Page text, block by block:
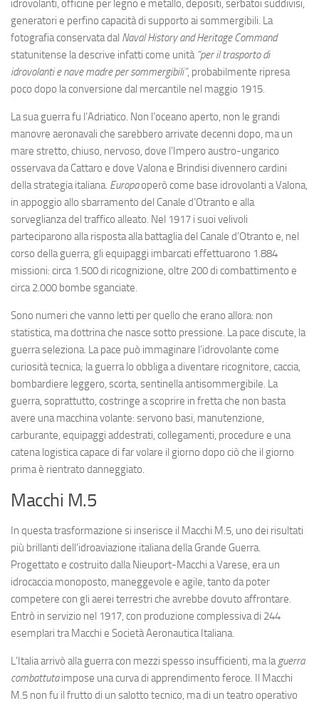
idrovolanti, officine per legno e metallo, depositi, serbatoi suddivisi,
generatori e perfino capacità di supporto ai sommergibili. La
fotografia conservata dal Naval History and Heritage Command
statunitense la descrive infatti come unità “per il trasporto di
idrovolanti e nave madre per sommergibili”, probabilmente ripresa
poco dopo la conversione dal mercantile nel maggio 1915.
La sua guerra fu l’Adriatico. Non l’oceano aperto, non le grandi
manovre aeronavali che sarebbero arrivate decenni dopo, ma un
mare stretto, chiuso, nervoso, dove l’Impero austro-ungarico
osservava da Cattaro e dove Valona e Brindisi divennero cardini
della strategia italiana. Europaoperò come base idrovolanti a Valona,
in appoggio allo sbarramento del Canale d’Otranto e alla
sorveglianza del traffico alleato. Nel 1917 i suoi velivoli
parteciparono alla risposta alla battaglia del Canale d’Otranto e, nel
corso della guerra, gli equipaggi imbarcati effettuarono 1.884
missioni: circa 1.500 di ricognizione, oltre 200 di combattimento e
circa 2.000 bombe sganciate.
Sono numeri che vanno letti per quello che erano allora: non
statistica, ma dottrina che nasce sotto pressione. La pace discute, la
guerra seleziona. La pace può immaginare l’idrovolante come
curiosità tecnica; la guerra lo obbliga a diventare ricognitore, caccia,
bombardiere leggero, scorta, sentinella antisommergibile. La
guerra, soprattutto, costringe a scoprire in fretta che non basta
avere una macchina volante: servono basi, manutenzione,
carburante, equipaggi addestrati, collegamenti, procedure e una
catena logistica capace di far volare il giorno dopo ciò che il giorno
prima è rientrato danneggiato.
Macchi M.5
In questa trasformazione si inserisce il Macchi M.5, uno dei risultati
più brillanti dell’idroaviazione italiana della Grande Guerra.
Progettato e costruito dalla Nieuport-Macchi a Varese, era un
idrocaccia monoposto, maneggevole e agile, tanto da poter
competere con gli aerei terrestri che avrebbe dovuto affrontare.
Entrò in servizio nel 1917, con produzione complessiva di 244
esemplari tra Macchi e Società Aeronautica Italiana.
L’Italia arrivò alla guerra con mezzi spesso insufficienti, ma laguerra
combattutaimpose una curva di apprendimento feroce. Il Macchi
M.5 non fu il frutto di un salotto tecnico, ma di un teatro operativo